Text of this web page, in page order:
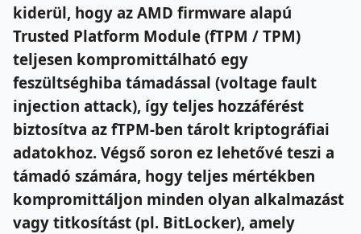
kiderül, hogy az AMD firmware alapú
Trusted Platform Module (fTPM / TPM)
teljesen kompromittálható egy
feszültséghiba támadással (voltage fault
injection attack), így teljes hozzáférést
biztosítva az fTPM-ben tárolt kriptográfiai
adatokhoz. Végső soron ez lehetővé teszi a
támadó számára, hogy teljes mértékben
kompromittáljon minden olyan alkalmazást
vagy titkosítást (pl. BitLocker), amely